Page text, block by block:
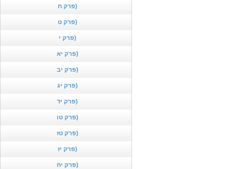
פרק ח)
פרק ט)
פרק י)
פרק יא)
פרק יב)
פרק יג)
פרק יד)
פרק טו)
פרק טז)
פרק יז)
פרק יח)